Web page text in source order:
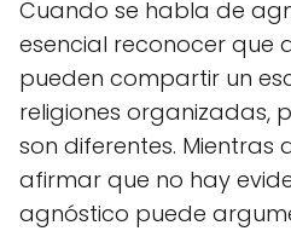
Cuando se habla de
esencial reconocer que
pueden compartir un
religiones organizadas,
son diferentes. Mientras
afirmar que no hay
agnóstico puede